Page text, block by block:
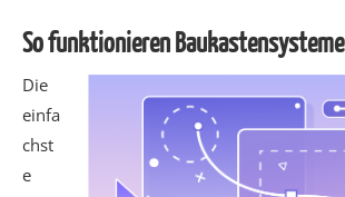
So funktionieren Baukastensysteme
Die
einfa
chst
e